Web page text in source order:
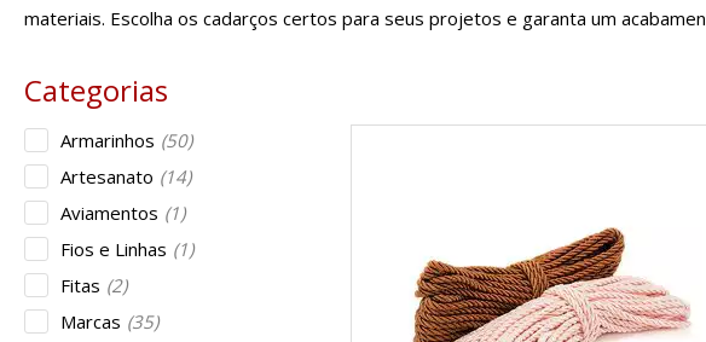
materiais. Escolha os cadarços certos para seus projetos e garanta um
Armarinhos (50)
Artesanato (14)
Aviamentos (1)
Fios e Linhas (1)
Fitas (2)
Marcas (35)